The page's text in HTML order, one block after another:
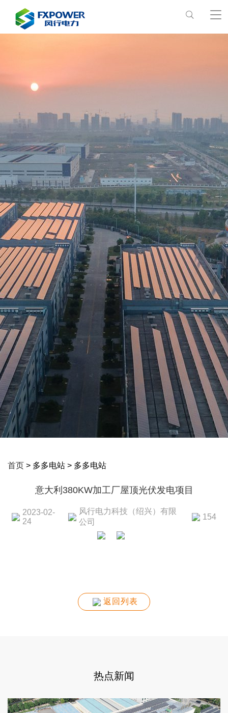
首页 > 多多电站 > 多多电站
意大利380KW加工厂屋顶光伏发电项目
2023-02-
24
风行电力科技（绍兴）有限
公司
154
返回列表
热点新闻